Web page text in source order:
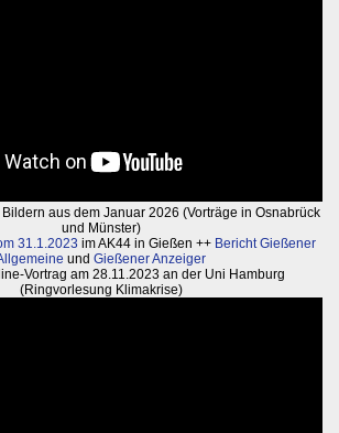
aus dem Januar 2026 (Vorträge in Osnabrück
und Münster)
31.1.2023 im AK44 in Gießen ++ Bericht Gießener
undGießener Anzeiger
Vortrag am 28.11.2023 an der Uni Hamburg
(Ringvorlesung Klimakrise)